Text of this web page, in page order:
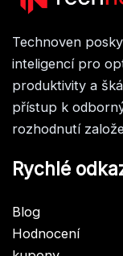
Technoven
inteligencí pro
produktivity a
přístup k
rozhodnutí
Rychlé
Blog
Hodnocení